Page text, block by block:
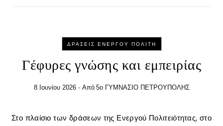
ΔΡΆΣΕΙΣ ΕΝΕΡΓΟΎ ΠΟΛΊΤΗ
Γέφυρες γνώσης και εμπειρίας
8 Ιουνίου 2026 - Από 5ο ΓΥΜΝΑΣΙΟ ΠΕΤΡΟΥΠΟΛΗΣ
Στο πλαίσιο των δράσεων της Ενεργού Πολιτειότητας, στο